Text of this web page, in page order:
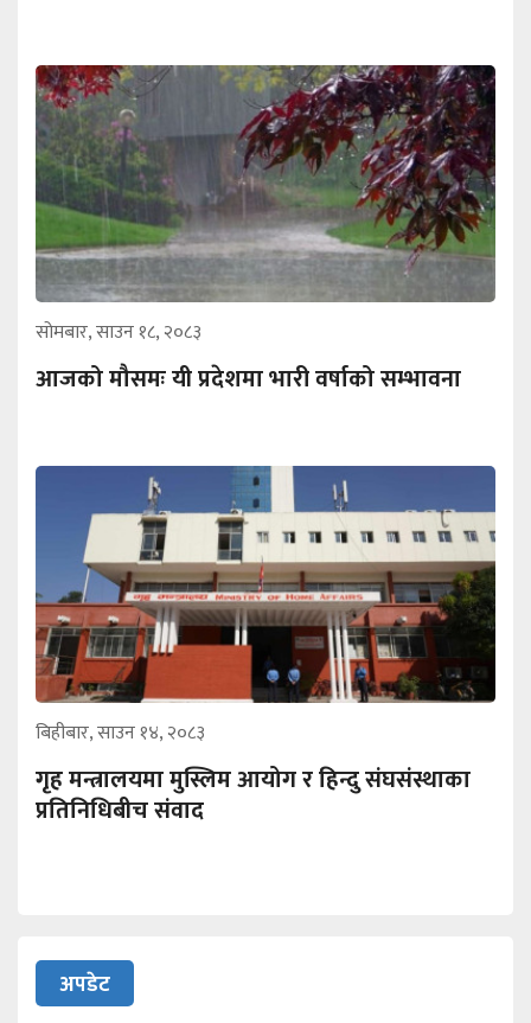
सोमबार, साउन १८, २०८३
आजको मौसमः यी प्रदेशमा भारी वर्षाको सम्भावना
बिहीबार, साउन १४, २०८३
गृह मन्त्रालयमा मुस्लिम आयोग र हिन्दु संघसंस्थाका
प्रतिनिधिबीच संवाद
अपडेट